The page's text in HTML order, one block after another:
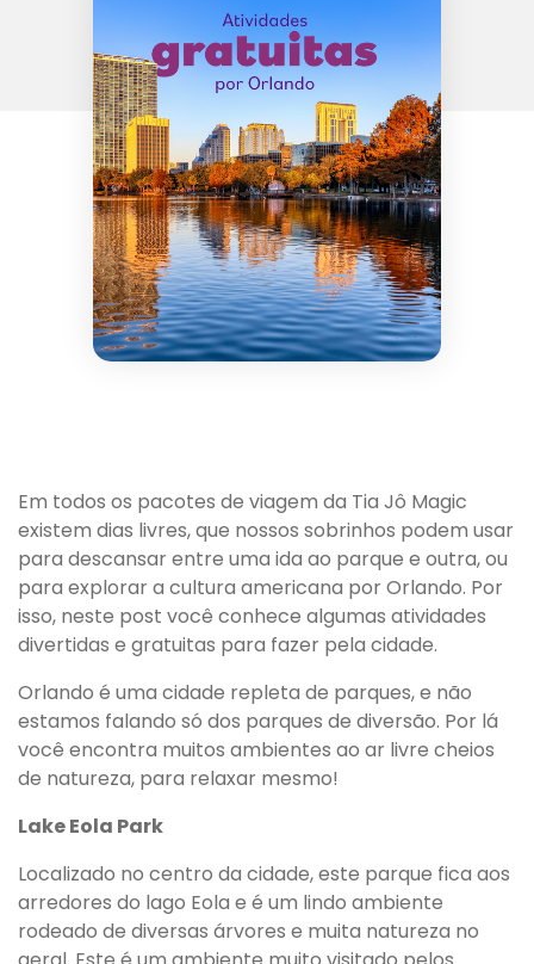
Em todos os pacotes de viagem da Tia Jô Magic
existem dias livres, que nossos sobrinhos podem usar
para descansar entre uma ida ao parque e outra, ou
para explorar a cultura americana por Orlando. Por
isso, neste post você conhece algumas atividades
divertidas e gratuitas para fazer pela cidade.
Orlando é uma cidade repleta de parques, e não
estamos falando só dos parques de diversão. Por lá
você encontra muitos ambientes ao ar livre cheios
de natureza, para relaxar mesmo!
Lake Eola Park
Localizado no centro da cidade, este parque fica aos
arredores do lago Eola e é um lindo ambiente
rodeado de diversas árvores e muita natureza no